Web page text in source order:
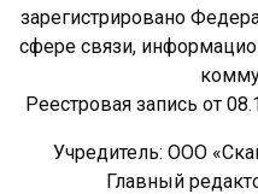
зарегистрировано
сфере связи,
Реестровая запись от
Учредитель: ООО
Главный